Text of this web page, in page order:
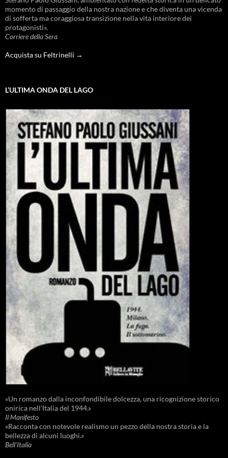
momento di passaggio della nostra nazione e che diventa una vicenda
di sofferta ma coraggiosa transizione nella vita interiore dei
protagonisti».
Corriere della Sera
Acquista su Feltrinelli →
L’ULTIMA ONDA DEL LAGO
«Un romanzo dalla inconfondibile dolcezza, una ricognizione storico
onirica nell'Italia del 1944.»
Il Manifesto
«Racconta con notevole realismo un pezzo della nostra storia e la
bellezza di alcuni luoghi.»
Bell'Italia